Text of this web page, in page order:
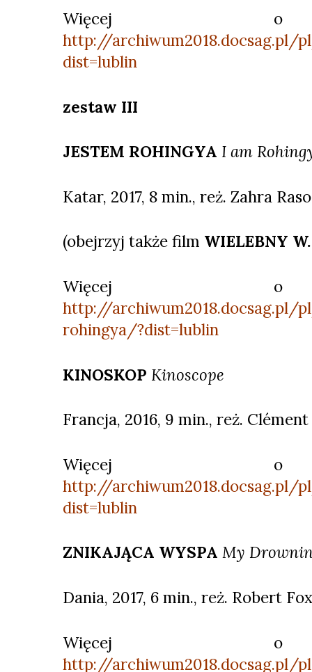
Więcej
http://archiwum2018.docsag.pl/
dist=lublin
zestaw III
JESTEM ROHINGYA I am
Katar, 2017, 8 min., reż. Zahra
(obejrzyj także film WIELEBNY
Więcej
http://archiwum2018.docsag.pl/
rohingya/?dist=lublin
KINOSKOP Kinoscope
Francja, 2016, 9 min., reż.
Więcej
http://archiwum2018.docsag.pl/
dist=lublin
ZNIKAJĄCA WYSPA My
Dania, 2017, 6 min., reż. Robert Fox
Więcej
http://archiwum2018.docsag.pl/